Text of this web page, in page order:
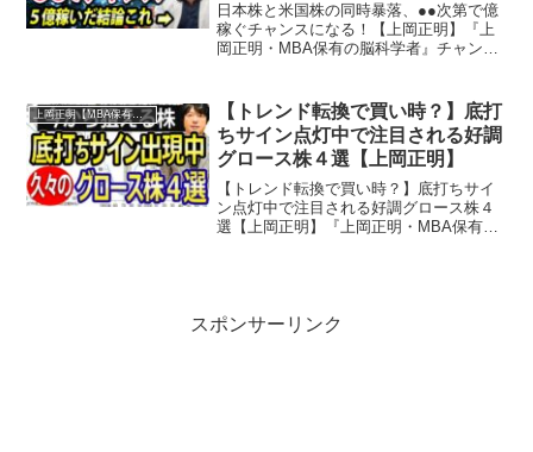
日本株と米国株の同時暴落、●●次第で億
稼ぐチャンスになる！【上岡正明】『上
岡正明・MBA保有の脳科学者』チャンネ
一歩抜きん出たい人のための番組。MBA
保有の脳科学者で累...
上岡正明【MBA保有の脳科学者】
【トレンド転換で買い時？】底打
ちサイン点灯中で注目される好調
グロース株４選【上岡正明】
【トレンド転換で買い時？】底打ちサイ
ン点灯中で注目される好調グロース株４
選【上岡正明】『上岡正明・MBA保有の
スポンサーリンク